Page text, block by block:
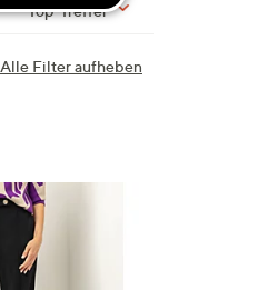
Top-Treffer
Alle Filter aufheben